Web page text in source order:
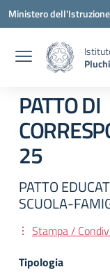
Vai ai contenuti
Vai al menu di
Vai al footer
Ministero
PATTO DI
25
PATTO
SCUOLA-
Stampa /
Tipologia